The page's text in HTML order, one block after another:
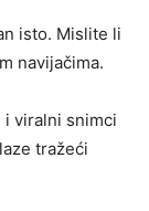
isto. Mislite li
navijačima.
i viralni snimci
tražeći